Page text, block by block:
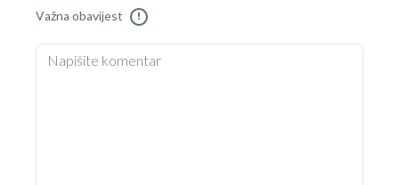
Važna obavijest !